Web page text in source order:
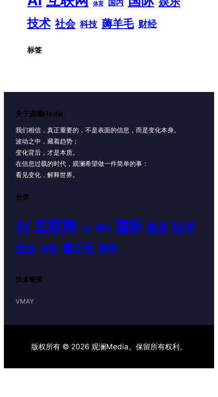
体育 国内
技术 社会 科技 薅羊毛 财经
标签
关于观澜Media
我们相信，真正重要的，不是表面的信息，而是变化本身。
波动之中，藏着趋势；
变化背后，才是本质。
在信息过载的时代，观澜希望做一件简单的事：
看见变化，解释世界。
分类
AI 互联网 体育 国内 国际 娱乐 技术
社会 科技 薅羊毛 财经
快速链接
VMAY
版权所有 © 2026 观澜Media。保留所有权利。